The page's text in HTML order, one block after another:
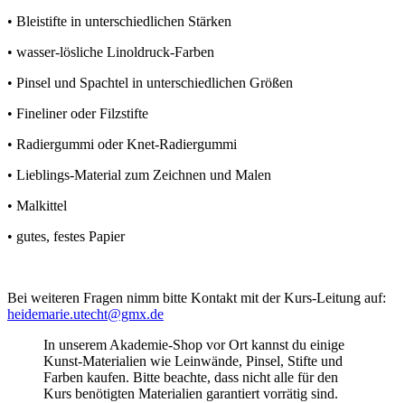
• Bleistifte in unterschiedlichen Stärken
• wasser-lösliche Linoldruck-Farben
• Pinsel und Spachtel in unterschiedlichen Größen
• Fineliner oder Filzstifte
• Radiergummi oder Knet-Radiergummi
• Lieblings-Material zum Zeichnen und Malen
• Malkittel
• gutes, festes Papier
Bei weiteren Fragen nimm bitte Kontakt mit der Kurs-Leitung auf:
heidemarie.utecht@gmx.de
In unserem Akademie-Shop vor Ort kannst du einige
Kunst-Materialien wie Leinwände, Pinsel, Stifte und
Farben kaufen. Bitte beachte, dass nicht alle für den
Kurs benötigten Materialien garantiert vorrätig sind.